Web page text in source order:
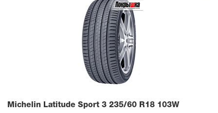
Michelin Latitude Sport 3 235/60 R18 103W